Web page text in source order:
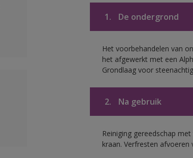
1. De ondergrond
Het voorbehandelen van
het afgewerkt met een
Grondlaag voor
2. Na gebruik
Reiniging gereedschap
kraan. Verfresten afvoeren